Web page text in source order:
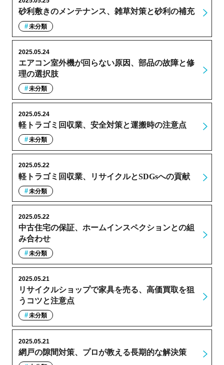
砂利敷きのメンテナンス、雑草対策と砂利の補充
未分類
エアコン室外機が回らない原因、部品の故障と修
理の選択肢
2025.05.24
未分類
軽トラゴミ回収業、安全対策と運搬時の注意点
2025.05.24
未分類
軽トラゴミ回収業、リサイクルとSDGsへの貢献
2025.05.22
未分類
中古住宅の保証、ホームインスペクションとの組
み合わせ
2025.05.22
未分類
リサイクルショップで家具を売る、高価買取を狙
うコツと注意点
2025.05.21
未分類
網戸の隙間対策、プロが教える長期的な解決策
2025.05.21